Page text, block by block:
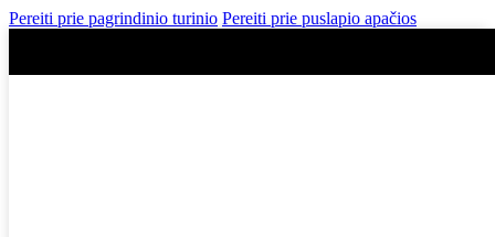
Pereiti prie pagrindinio turinio Pereiti prie puslapio apačios